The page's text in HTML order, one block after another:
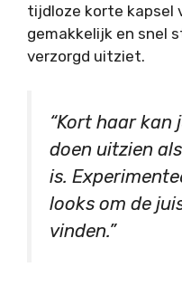
tijdloze korte kapsel
gemakkelijk en snel
verzorgd uitziet.
“Kort haar kan
doen uitzien
is.
looks om de
vinden.”